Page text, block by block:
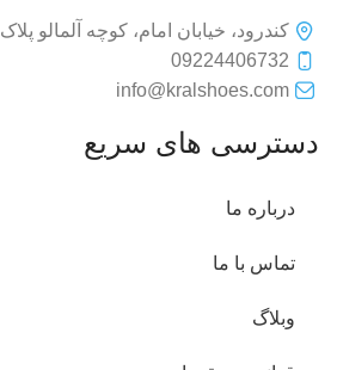
کندرود، خیابان امام، کوچه آلمالو پلاک 3
09224406732
info@kralshoes.com
دسترسی های سریع
درباره ما
تماس با ما
وبلاگ